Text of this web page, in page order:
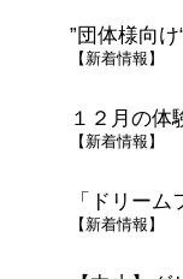
”団体様向
【 新着情報 】
１２月の体
【 新着情報 】
「ドリー
【 新着情報 】